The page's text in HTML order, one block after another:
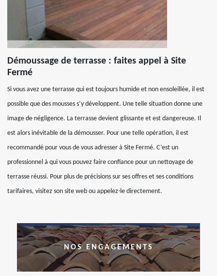
Démoussage de terrasse : faites appel à Site
Fermé
Si vous avez une terrasse qui est toujours humide et non ensoleillée, il est
possible que des mousses s’y développent. Une telle situation donne une
image de négligence. La terrasse devient glissante et est dangereuse. Il
est alors inévitable de la démousser. Pour une telle opération, il est
recommandé pour vous de vous adresser à Site Fermé. C’est un
professionnel à qui vous pouvez faire confiance pour un nettoyage de
terrasse réussi. Pour plus de précisions sur ses offres et ses conditions
tarifaires, visitez son site web ou appelez-le directement.
NOS ENGAGEMENTS